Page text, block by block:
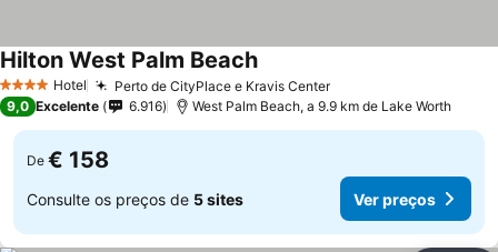
4 EstrelasHotel Perto de CityPlace e Kravis CenterVer preços
Hilton West Palm BeachVer preços
9,0 Excelente 6.916 West Palm Beach, a 9.9 km de Lake Worth
De € 158
Consulte os preços de 5 sites Ver preços